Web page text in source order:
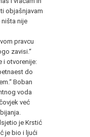
objašnjavam
ništa nije
pravcu
zavisi.“
i otvorenije:
do
Boban
voda
već
je Krstić
je bio i ljući